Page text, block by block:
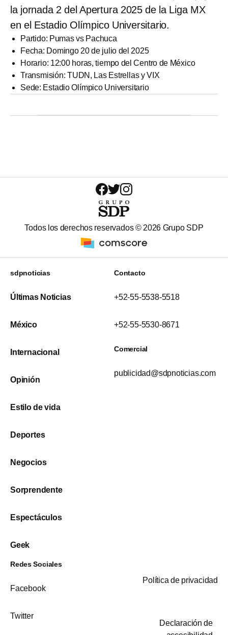
la jornada 2 del Apertura 2025 de la Liga MX
en el Estadio Olímpico Universitario.
Partido: Pumas vs Pachuca
Fecha: Domingo 20 de julio del 2025
Horario: 12:00 horas, tiempo del Centro de México
Transmisión: TUDN, Las Estrellas y VIX
Sede: Estadio Olímpico Universitario
Todos los derechos reservados © 2026 Grupo SDP
sdpnoticias
Últimas Noticias
México
Internacional
Opinión
Estilo de vida
Deportes
Negocios
Sorprendente
Espectáculos
Geek
Contacto
+52-55-5538-5518
+52-55-5530-8671
Comercial
publicidad@sdpnoticias.com
Redes Sociales
Facebook
Twitter
Política de privacidad
Declaración de